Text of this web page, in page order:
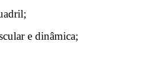
e dinâmica;